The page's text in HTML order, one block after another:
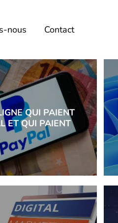
nous Contact
QUI PAIENT
ET QUI PAIENT